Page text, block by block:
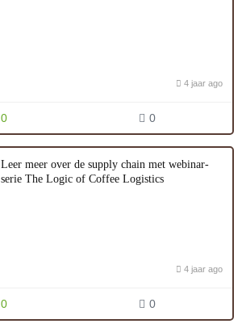
4 jaar ago
0 0
Leer meer over de supply chain met webinar-
serie The Logic of Coffee Logistics
4 jaar ago
0 0